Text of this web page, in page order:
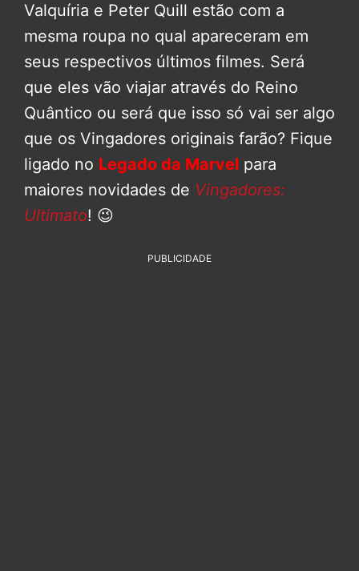
Valquíria e Peter Quill estão com a
mesma roupa no qual apareceram em
seus respectivos últimos filmes. Será
que eles vão viajar através do Reino
Quântico ou será que isso só vai ser algo
que os Vingadores originais farão? Fique
ligado no Legado da Marvel para
maiores novidades de Vingadores:
Ultimato! 😉
PUBLICIDADE